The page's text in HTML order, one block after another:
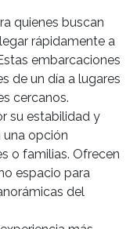
quienes buscan
rápidamente a
embarcaciones
de un día a lugares
cercanos.
su estabilidad y
una opción
o familias. Ofrecen
espacio para
del